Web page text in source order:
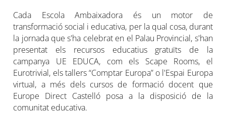
Cada Escola Ambaixadora és un motor de
transformació social i educativa, per la qual cosa, durant
la jornada que s'ha celebrat en el Palau Provincial, s'han
presentat els recursos educatius gratuïts de la
campanya UE EDUCA, com els Scape Rooms, el
Eurotrivial, els tallers “Comptar Europa” o l'Espai Europa
virtual, a més dels cursos de formació docent que
Europe Direct Castelló posa a la disposició de la
comunitat educativa.